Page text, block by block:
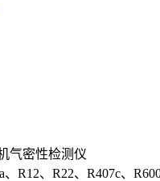
气密性检测仪
R12、R22、R407c、